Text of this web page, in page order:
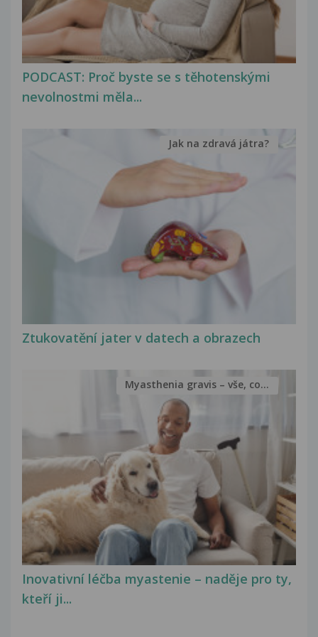
PODCAST: Proč byste se s těhotenskými
nevolnostmi měla...
Ztukovatění jater v datech a obrazech
Jak na zdravá játra?
Inovativní léčba myastenie – naděje pro ty,
kteří ji...
Myasthenia gravis – vše, co...